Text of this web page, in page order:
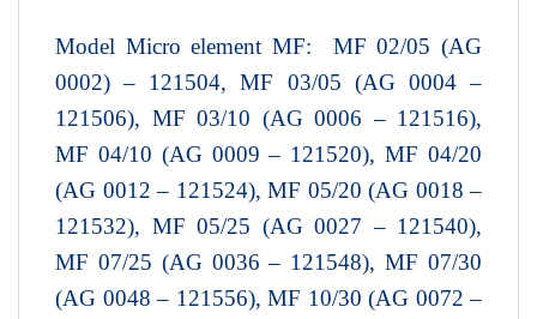
Model Micro element MF: MF 02/05 (AG
0002) – 121504, MF 03/05 (AG 0004 –
121506), MF 03/10 (AG 0006 – 121516),
MF 04/10 (AG 0009 – 121520), MF 04/20
(AG 0012 – 121524), MF 05/20 (AG 0018 –
121532), MF 05/25 (AG 0027 – 121540),
MF 07/25 (AG 0036 – 121548), MF 07/30
(AG 0048 – 121556), MF 10/30 (AG 0072 –